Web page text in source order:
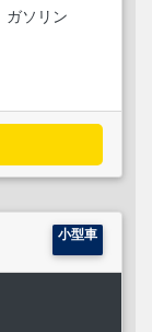
ガソリン
小型車